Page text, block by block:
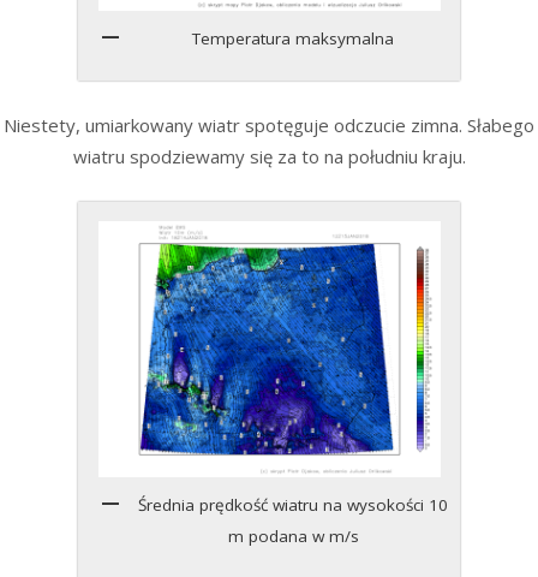
Temperatura maksymalna
Niestety, umiarkowany wiatr spotęguje odczucie zimna. Słabego
wiatru spodziewamy się za to na południu kraju.
Średnia prędkość wiatru na wysokości 10
m podana w m/s